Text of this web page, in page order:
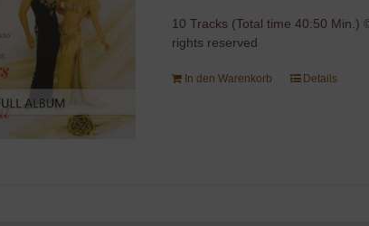
10 Tracks (Total time 40:50 Min.)
rights reserved
In den Warenkorb Details